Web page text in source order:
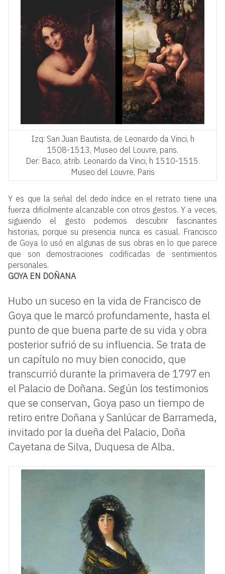
Izq: San Juan Bautista, de Leonardo da Vinci, h
1508-1513, Museo del Louvre, paris.
Der: Baco, atrib. Leonardo da Vinci, h 1510-1515.
Museo del Louvre, Paris
Y es que la señal del dedo índice en el retrato tiene una
fuerza dificilmente alcanzable con otros gestos. Y a veces,
siguiendo el gesto podemos descubrir fascinantes
historias, porque su presencia nunca es casual. Francisco
de Goya lo usó en algunas de sus obras en lo que parece
que son demostraciones codificadas de sentimientos
personales.
GOYA EN DOÑANA
Hubo un suceso en la vida de Francisco de
Goya que le marcó profundamente, hasta el
punto de que buena parte de su vida y obra
posterior sufrió de su influencia. Se trata de
un capítulo no muy bien conocido, que
transcurrió durante la primavera de 1797 en
el Palacio de Doñana. Según los testimonios
que se conservan, Goya paso un tiempo de
retiro entre Doñana y Sanlúcar de Barrameda,
invitado por la dueña del Palacio, Doña
Cayetana de Silva, Duquesa de Alba.